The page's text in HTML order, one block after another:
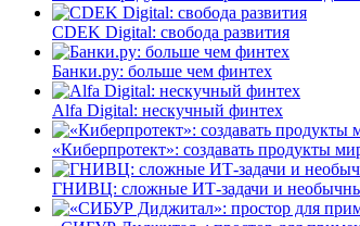
CDEK Digital: свобода развития
Банки.ру: больше чем финтех
Alfa Digital: нескучный финтех
«Киберпротект»: создавать продукты
ГНИВЦ: сложные ИТ‑задачи и